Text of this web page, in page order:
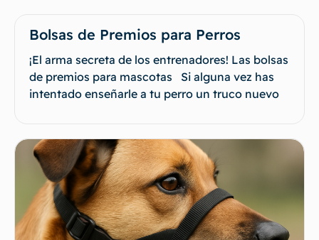
Bolsas de Premios para Perros
¡El arma secreta de los entrenadores! Las bolsas
de premios para mascotas Si alguna vez has
intentado enseñarle a tu perro un truco nuevo